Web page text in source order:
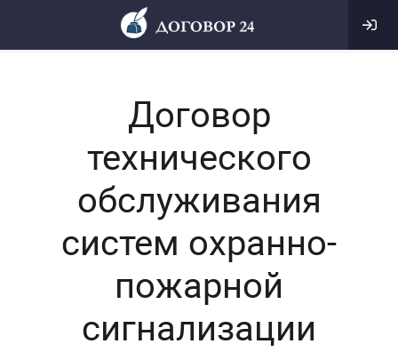
Договор
технического
обслуживания
систем охранно-
пожарной
сигнализации